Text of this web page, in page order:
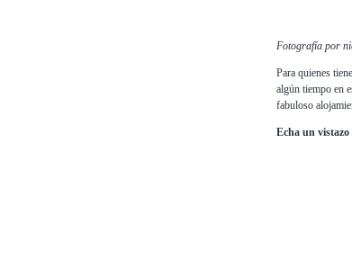
Fotografía por
Para quienes
algún tiempo en
fabuloso
Echa un vistazo